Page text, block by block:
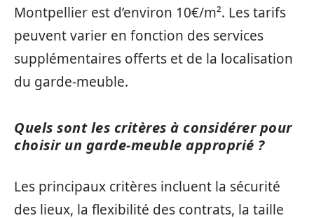
Montpellier est d’environ 10€/m². Les tarifs
peuvent varier en fonction des services
supplémentaires offerts et de la localisation
du garde-meuble.
Quels sont les critères à considérer pour
choisir un garde-meuble approprié ?
Les principaux critères incluent la sécurité
des lieux, la flexibilité des contrats, la taille